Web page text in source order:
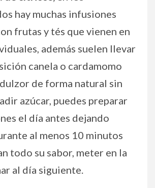
hay muchas infusiones
frutas y tés que vienen en
además suelen llevar
canela o cardamomo
de forma natural sin
azúcar, puedes preparar
el día antes dejando
al menos 10 minutos
todo su sabor, meter en la
al día siguiente.